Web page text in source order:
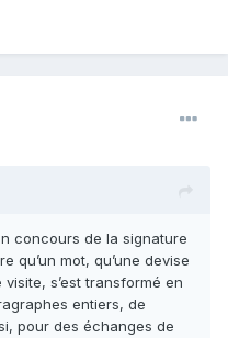
concours de la signature
qu’un mot, qu’une devise
s’est transformé en
entiers, de
pour des échanges de